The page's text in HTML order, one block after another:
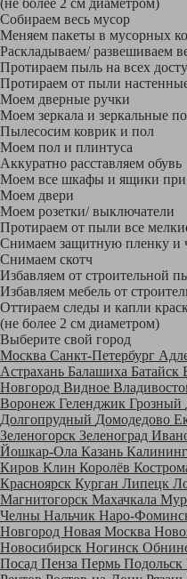
(не более 2 см диаметром)
Собираем весь мусор
Меняем пакеты в мусорных
Раскладываем/ развешиваем
Протираем пыль на всех
Протираем от пыли
Моем дверные ручки
Моем зеркала и зеркальные
Пылесосим коврик и пол
Моем пол и плинтуса
Аккуратно расставляем обувь
Моем все шкафы и ящики при
Моем двери
Моем розетки/ выключатели
Протираем от пыли все
Снимаем защитную пленку и
Снимаем скотч
Избавляем от строительной
Избавляем мебель от
Оттираем следы и капли
(не более 2 см диаметром)
Выберите свой город
Москва Санкт-Петербург
Астрахань Балашиха Батайск
Новгород Видное
Воронеж Геленджик Грозный
Долгопрудный Домодедово
Зеленогорск Зеленоград
Йошкар-Ола Казань
Киров Клин Королёв
Красноярск Курган Липецк
Магнитогорск Махачкала
Челны Нальчик Наро-
Новгород Новая Москва
Новосибирск Ногинск
Посад Пенза Пермь Подольск